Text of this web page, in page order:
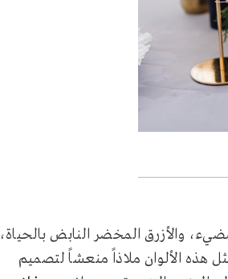
والأزرق المخضر النابض بالحياة،
هذه الألوان ملاذاً منعشاً لتصميم